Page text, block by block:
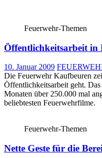
Feuerwehr-Themen
Öffentlichkeitsarbeit in
10. Januar 2009
Die Feuerwehr Kaufbeuren
Öffentlichkeitsarbeit geht.
Monaten über 250.000 mal
beliebtesten Feuerwehrfilme.
Feuerwehr-Themen
Nette Geste für die